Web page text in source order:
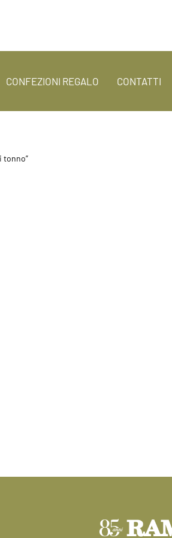
CONFEZIONI REGALO CONTATTI
tonno”